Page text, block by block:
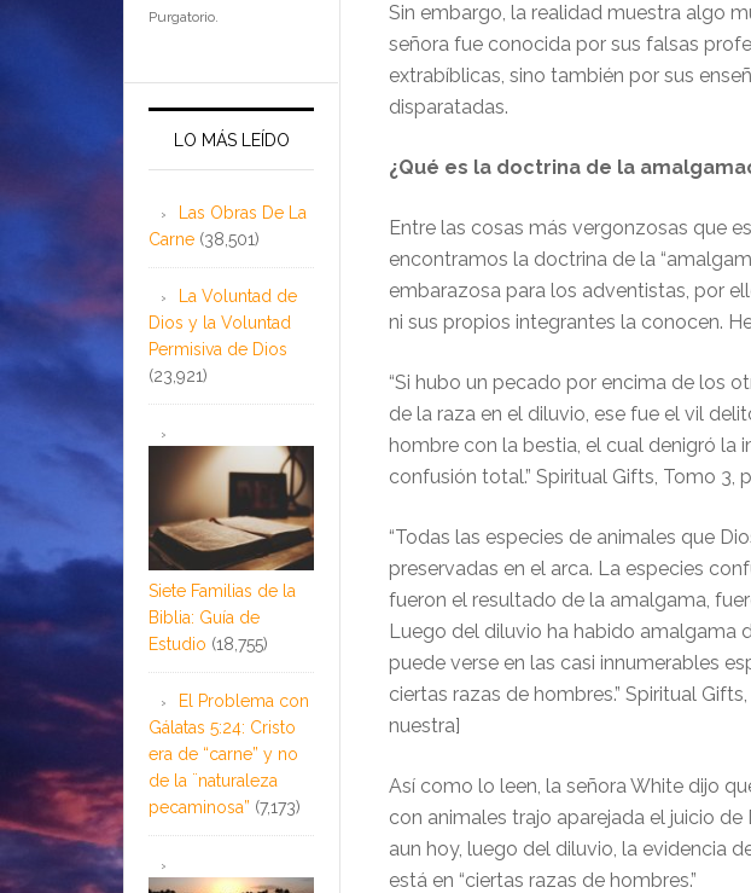
Sin embargo, la realidad muestra algo
señora fue conocida por sus falsas
extrabíblicas, sino también por sus
disparatadas.
¿Qué es la doctrina de la
Entre las cosas más vergonzosas que
encontramos la doctrina de la
embarazosa para los adventistas, por
ni sus propios integrantes la conocen.
“Si hubo un pecado por encima de los
de la raza en el diluvio, ese fue el vil
hombre con la bestia, el cual denigró la
confusión total.” Spiritual Gifts, Tomo 3,
“Todas las especies de animales que
preservadas en el arca. La especies
fueron el resultado de la amalgama,
Luego del diluvio ha habido amalgama
puede verse en las casi innumerables
ciertas razas de hombres.” Spiritual
nuestra]
Así como lo leen, la señora White dijo
con animales trajo aparejada el juicio
aun hoy, luego del diluvio, la evidencia
está en “ciertas razas de hombres.”
Purgatorio.
LO MÁS LEÍDO
Las Obras De La
Carne (38,501)
La Voluntad de
Dios y la Voluntad
Permisiva de Dios
(23,921)
Siete Familias de la
Biblia: Guía de
Estudio (18,755)
El Problema con
Gálatas 5:24: Cristo
era de “carne” y no
de la ¨naturaleza
pecaminosa” (7,173)